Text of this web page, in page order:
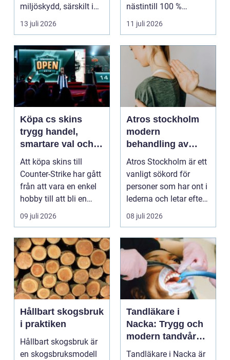
miljöskydd, särskilt i
verksamheter som i...
13 juli 2026
nästintill 100 %
luftfuktighet för att
sk...
11 juli 2026
Köpa cs skins
trygg handel,
smartare val och
bättre affärer
Att köpa skins till
Counter-Strike har gått
från att vara en enkel
hobby till att bli en
egen liten ...
09 juli 2026
Atros stockholm
modern
behandling av
ledbesvär i
huvudstaden
Atros Stockholm är ett
vanligt sökord för
personer som har ont i
lederna och letar efter
hjälp i huv...
08 juli 2026
Hållbart skogsbruk
i praktiken
Hållbart skogsbruk är
en skogsbruksmodell
Tandläkare i
Nacka: Trygg och
modern tandvård
nära dig
Tandläkare i Nacka är